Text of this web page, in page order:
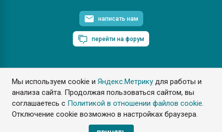
Мы используем cookie иЯндекс.Метрику для работы и
анализа сайта. Продолжая пользоваться сайтом, вы
соглашаетесь с Политикой в отношении файлов cookie.
Отключение cookie возможно в настройках браузера.
написать нам
перейти на форум
ПластЭксперт © 2006. Все права защищены
Разрешается копирование материалов сайта с обязательной
ссылкой на www.e-plastic.ru
Разработка сайта